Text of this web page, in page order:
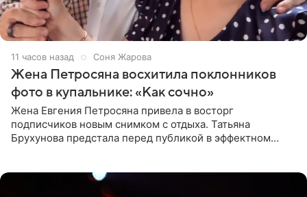
11 часов назад Соня Жарова
Жена Петросяна восхитила поклонников
фото в купальнике: «Как сочно»
Жена Евгения Петросяна привела в восторг
подписчиков новым снимком с отдыха. Татьяна
Брухунова предстала перед публикой в эффектном